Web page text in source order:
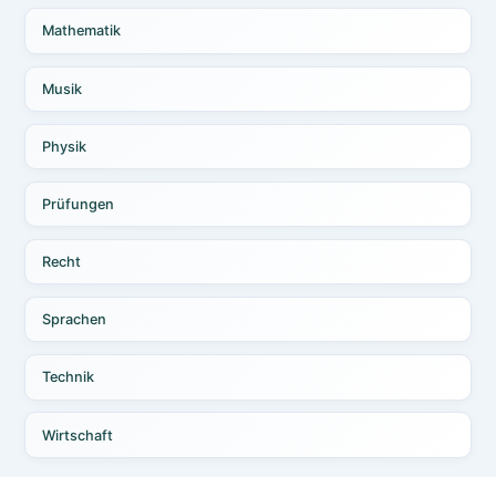
Mathematik
Musik
Physik
Prüfungen
Recht
Sprachen
Technik
Wirtschaft